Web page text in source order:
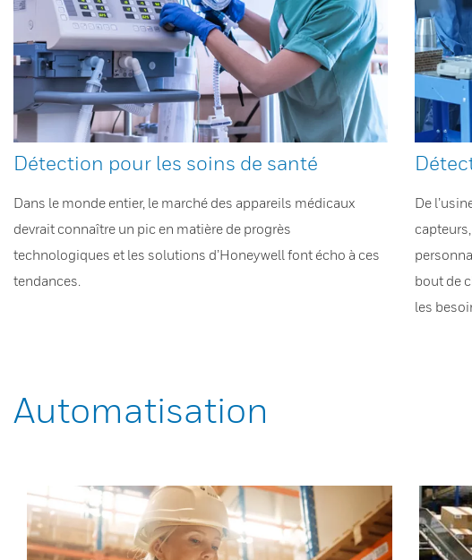
Détection pour les soins de santé
Dans le monde entier, le marché des appareils médicaux
devrait connaître un pic en matière de progrès
technologiques et les solutions d’Honeywell font écho à ces
tendances.
De
bout de
les
Automatisation